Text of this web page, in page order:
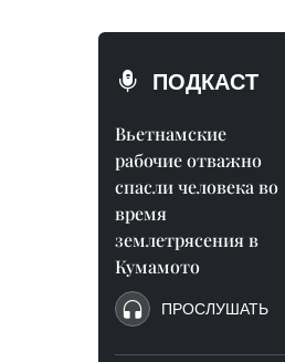
ПОДКАСТ
Вьетнамские
рабочие отважно
спасли человека во
время
землетрясения в
Кумамото
ПРОСЛУШАТЬ